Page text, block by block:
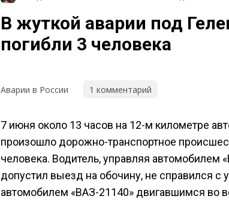
В жуткой аварии под
погибли 3 человека
Аварии в России 1 комментарий
7 июня около 13 часов на 12-м километре
произошло дорожно-транспортное
человека. Водитель, управляя автомобилем
допустил выезд на обочину, не справился с
автомобилем «ВАЗ-21140» двигавшимся во